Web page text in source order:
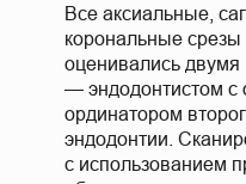
Все аксиальные,
корональные срезы
оценивались
— эндодонтистом с
ординатором
эндодонтии.
с использованием